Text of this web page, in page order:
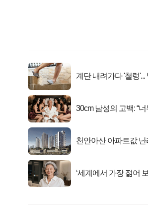
계단 내려가다 '철렁'...
30cm 남성의 고백: “
천안아산 아파트값 난
‘세계에서 가장 젊어